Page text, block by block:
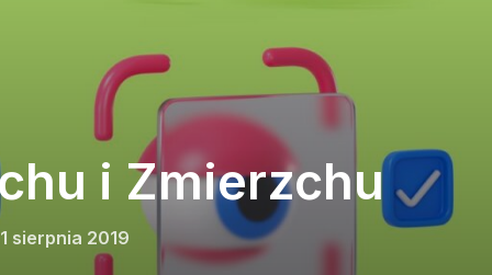
i Zmierzchu
sierpnia 2019